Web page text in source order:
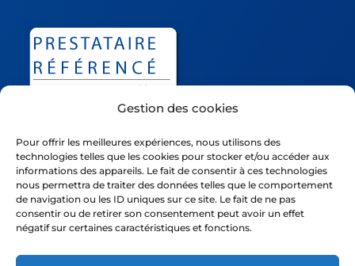
Gestion des cookies
Pour offrir les meilleures expériences, nous utilisons des
technologies telles que les cookies pour stocker et/ou accéder aux
informations des appareils. Le fait de consentir à ces technologies
nous permettra de traiter des données telles que le comportement
de navigation ou les ID uniques sur ce site. Le fait de ne pas
consentir ou de retirer son consentement peut avoir un effet
négatif sur certaines caractéristiques et fonctions.
Déessi est un nom commercial de la société Ivision, société
par actions simplifiée inscrite au R.C.S. de Nanterre sous le
numéro Siret 42354185300093 , dont le siège social est
situé au 29 rue de Lisbonne, 75008 Paris, représenté(e) par